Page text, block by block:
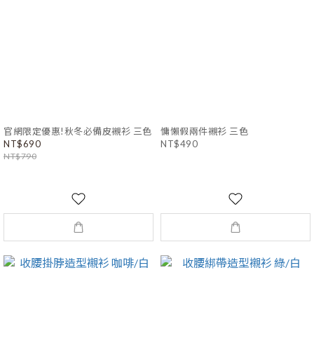
官網限定優惠!秋冬必備皮襯衫 三色
NT$690
NT$790
慵懶假兩件襯衫 三色
NT$490